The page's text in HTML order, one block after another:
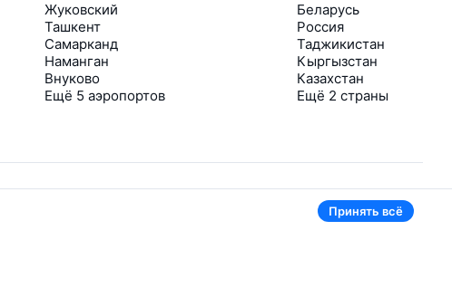
Жуковский
Ташкент
Самарканд
Наманган
Внуково
Ещё 5 аэропортов
Беларусь
Россия
Таджикистан
Кыргызстан
Казахстан
Ещё 2 страны
Принять всё